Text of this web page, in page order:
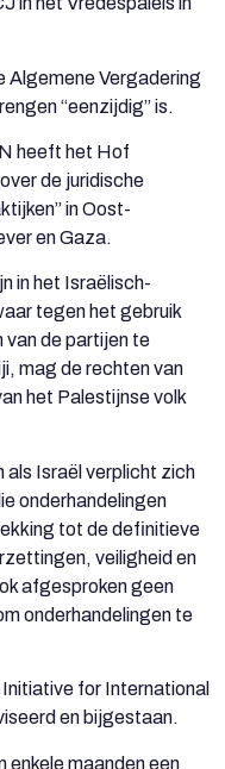
Algemene Vergadering
“eenzijdig” is.
heeft het Hof
de juridische
in Oost-
en Gaza.
in het Israëlisch-
tegen het gebruik
van de partijen te
mag de rechten van
het Palestijnse volk
als Israël verplicht zich
onderhandelingen
tot de definitieve
veiligheid en
afgesproken geen
onderhandelingen te
for International
en bijgestaan.
enkele maanden een